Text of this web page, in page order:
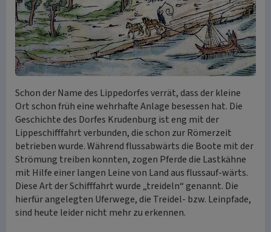
Schon der Name des Lippedorfes verrät, dass der kleine
Ort schon früh eine wehrhafte Anlage besessen hat. Die
Geschichte des Dorfes Krudenburg ist eng mit der
Lippeschifffahrt verbunden, die schon zur Römerzeit
betrieben wurde. Während flussabwärts die Boote mit der
Strömung treiben konnten, zogen Pferde die Lastkähne
mit Hilfe einer langen Leine von Land aus flussauf-wärts.
Diese Art der Schifffahrt wurde „treideln“ genannt. Die
hierfür angelegten Uferwege, die Treidel- bzw. Leinpfade,
sind heute leider nicht mehr zu erkennen.